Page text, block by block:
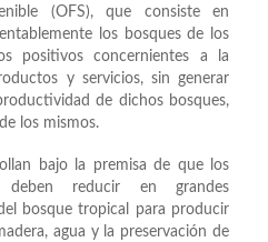
(OFS), que consiste en
los bosques de los
positivos concernientes a la
y servicios, sin generar
de dichos bosques,
los mismos.
bajo la premisa de que los
deben reducir en grandes
bosque tropical para producir
agua y la preservación de